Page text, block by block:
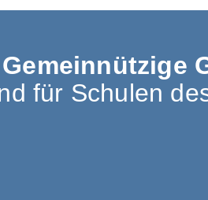
Gemeinnützige
für Schulen